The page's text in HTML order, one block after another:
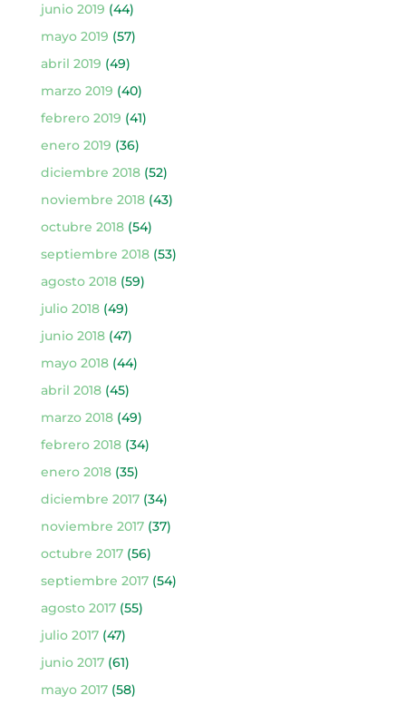
junio 2019 (44)
mayo 2019 (57)
abril 2019 (49)
marzo 2019 (40)
febrero 2019 (41)
enero 2019 (36)
diciembre 2018(52)
noviembre 2018(43)
octubre 2018(54)
septiembre 2018(53)
agosto 2018(59)
julio 2018(49)
junio 2018(47)
mayo 2018(44)
abril 2018(45)
marzo 2018(49)
febrero 2018(34)
enero 2018(35)
diciembre 2017(34)
noviembre 2017(37)
octubre 2017(56)
septiembre 2017(54)
agosto 2017(55)
julio 2017(47)
junio 2017(61)
mayo 2017(58)